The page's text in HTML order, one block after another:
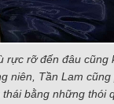
rực rỡ đến đâu cũng
niên, Tần Lam
bằng những thói